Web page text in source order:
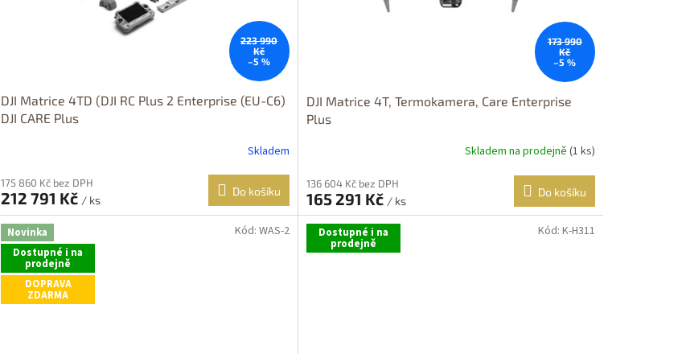
223 990
Kč
–5 %
DJI Matrice 4TD (DJI RC Plus 2 Enterprise (EU-C6)
DJI CARE Plus
Skladem
175 860 Kč bez DPH
212 791 Kč / ks
Do košíku
173 990
Kč
–5 %
DJI Matrice 4T, Termokamera, Care Enterprise
Plus
Skladem na prodejně (1 ks)
136 604 Kč bez DPH
165 291 Kč / ks
Do košíku
Novinka
Dostupné i na
prodejně
DOPRAVA
ZDARMA
Kód: WAS-2 Dostupné i na
prodejně
Kód: K-H311